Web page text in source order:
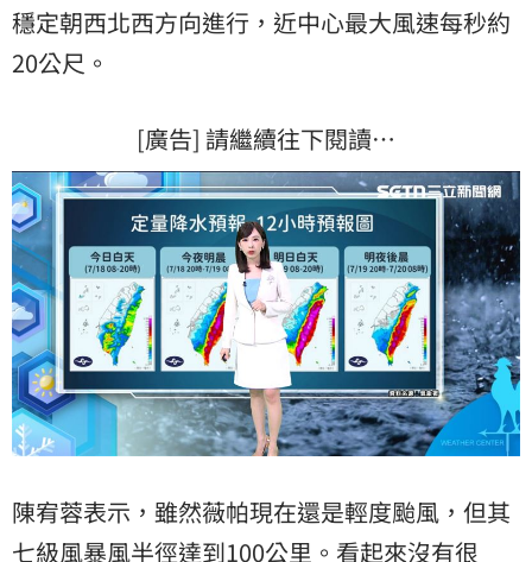
穩定朝西北西方向進行，近中心最大風速每秒約
20公尺。
[廣告] 請繼續往下閱讀…
陳宥蓉表示，雖然薇帕現在還是輕度颱風，但其
七級風暴風半徑達到100公里。看起來沒有很